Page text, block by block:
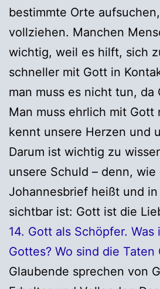
bestimmte Orte
vollziehen. Manchen
wichtig, weil es hilft, sich
schneller mit Gott in
man muss es nicht tun, da
Man muss ehrlich mit Gott
kennt unsere Herzen und
Darum ist wichtig zu
unsere Schuld – denn, wie
Johannesbrief heißt und
sichtbar ist: Gott ist die
14. Gott als Schöpfer.
Gottes? Wo sind die Taten
Glaubende sprechen von